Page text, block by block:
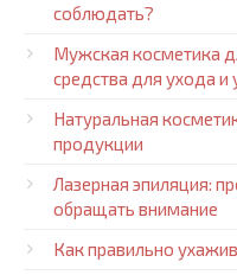
соблюдать?
Мужская косметика
средства для ухода и
Натуральная
продукции
Лазерная эпиляция:
обращать внимание
Как правильно